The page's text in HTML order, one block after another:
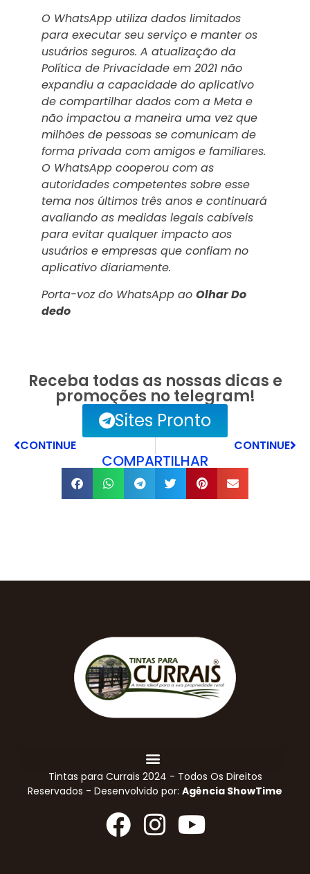
O WhatsApp utiliza dados limitados
para executar seu serviço e manter os
usuários seguros. A atualização da
Política de Privacidade em 2021 não
expandiu a capacidade do aplicativo
de compartilhar dados com a Meta e
não impactou a maneira uma vez que
milhões de pessoas se comunicam de
forma privada com amigos e familiares.
O WhatsApp cooperou com as
autoridades competentes sobre esse
tema nos últimos três anos e continuará
avaliando as medidas legais cabíveis
para evitar qualquer impacto aos
usuários e empresas que confiam no
aplicativo diariamente.
Porta-voz do WhatsApp ao Olhar Do
dedo
Receba todas as nossas dicas e
promoções no telegram!
Sites Pronto
CONTINUE CONTINUE
COMPARTILHAR
Tintas para Currais 2024 - Todos Os Direitos
Reservados - Desenvolvido por: Agência ShowTime